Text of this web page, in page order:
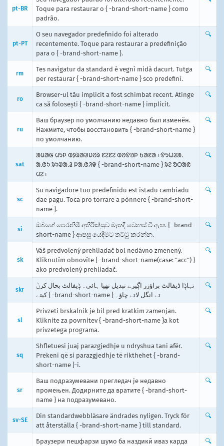
pt-BR
Toque para restaurar o { -brand-short-name } como
padrão.
pt-PT
O seu navegador predefinido foi alterado
recentemente. Toque para restaurar a predefinição
para o { -brand-short-name }.
🔍
rm
Tes navigatur da standard è vegnì midà dacurt. Tutga
per restaurar { -brand-short-name } sco predefinì.
🔍
ro
Browser-ul tău implicit a fost schimbat recent. Atinge
ca să folosești { -brand-short-name } implicit.
🔍
ru
Ваш браузер по умолчанию недавно был изменён.
Нажмите, чтобы восстановить { -brand-short-name }
по умолчанию.
🔍
sat
ᱟᱢᱟᱜ ᱢᱩᱞ ᱵᱽᱨᱟᱣᱡᱚᱨ ᱱᱮᱱᱮ ᱵᱚᱫᱚᱞ ᱠᱟᱱᱟ ᱾ ᱫᱩᱦᱲᱟᱹ
ᱟᱹᱜᱩ ᱨᱩᱣᱟᱹᱲ ᱞᱟᱹᱜᱤᱫ { -brand-short-name } ᱨᱮ ᱚᱛᱟᱭ
ᱢᱮ ᱾
🔍
sc
Su navigadore tuo predefinidu est istadu cambiadu
dae pagu. Toca pro torrare a pònnere { -brand-short-
name }.
🔍
si
ඔබගේ පෙරනිමි අතිරික්සුව මෑතදී වෙනස් වී ඇත. { -brand-
short-name } ආපසු යෙදීමට තට්ටු කරන්න.
🔍
sk
Váš predvolený prehliadač bol nedávno zmenený.
Kliknutím obnovíte { -brand-short-name(case: "acc") }
ako predvolený prehliadač.
🔍
skr
تہاݙا ڈیفالٹ براؤزر اڳیرے تبدیل تھیا ہائی۔ ݙیفالٹ بحال کرݨ
کیتے { -brand-short-name } تے انگل لاتے چاؤ۔
🔍
sl
Privzeti brskalnik je bil pred kratkim zamenjan.
Kliknite za povrnitev { -brand-short-name }a kot
privzetega programa.
🔍
sq
Shfletuesi juaj parazgjedhje u ndryshua tani afër.
Prekeni që si parazgjedhje të rikthehet { -brand-
short-name }-i.
🔍
sr
Ваш подразумевани прегледач је недавно
промењен. Додирните да вратите { -brand-short-
name } на подразумевано.
🔍
sv-SE
Din standardwebbläsare ändrades nyligen. Tryck för
att återställa { -brand-short-name } till standard.
🔍
Браузери пешфарзи шумо ба наздикӣ иваз карда
🔍